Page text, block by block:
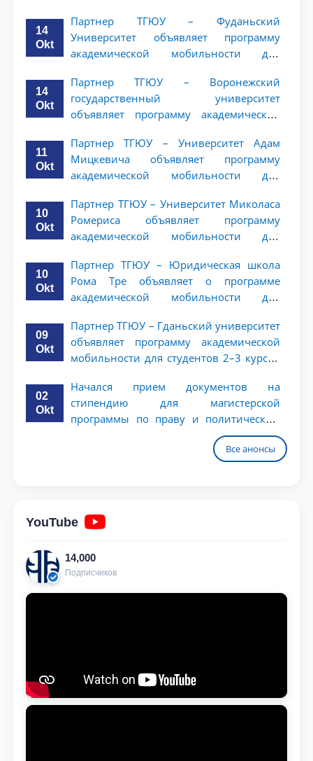
ТГЮУ
14
Okt
Партнер ТГЮУ – Фуданьский
Университет объявляет программу
академической мобильности для
14
Okt
Партнер ТГЮУ – Воронежский
государственный университет
объявляет программу академической
ТГЮУ
11
Okt
Партнер ТГЮУ – Университет Адам
Мицкевича объявляет программу
академической мобильности для
10
Okt
Партнер ТГЮУ – Университет Миколаса
Ромериса объявляет программу
академической мобильности для
10
Okt
Партнер ТГЮУ – Юридическая школа
Рома Тре объявляет о программе
академической мобильности для
09
Okt
Партнер ТГЮУ – Гданьский университет
объявляет программу академической
мобильности для студентов 2–3 курсов
02
Okt
Начался прием документов на
стипендию для магистерской
программы по праву и политическим
наукам в Университете Нагоя
Все анонсы
YouTube
14,000
Подписчиков